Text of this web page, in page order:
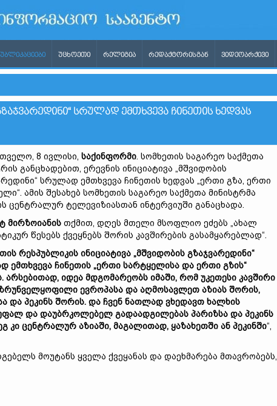
ᲣᲪᲮᲝᲔᲗᲘ ᲠᲔᲚᲘᲒᲘᲐ ᲠᲔᲓᲐᲥᲢᲝᲠᲘᲡᲒᲐᲜ ᲕᲘᲓᲔᲝᲐᲠᲥᲘᲕᲘ
ᲡᲠᲣᲚᲐᲓ ᲔᲛᲗᲮᲕᲔᲕᲐ ᲩᲘᲜᲔᲗᲘᲡ ᲮᲔᲓᲕᲐᲡ
8 ივლისი, საქინფორმი. სომხეთის საგარეო საქმეთა
განცხადებით, ერევნის ინიციატივა „მშვიდობის
სრულად ემთხვევა ჩინეთის ხედვას „ერთი გზა, ერთი
ამის შესახებ სომხეთის საგარეო საქმეთა მინისტრმა
ცენტრალურ ტელევიზიასთან ინტერვიუში განაცხადა.
მირზოიანის თქმით, დღეს მთელი მსოფლიო ეძებს „ახალ
წესებს ქვეყნებს შორის კავშირების გასამყარებლად“.
რესპუბლიკის ინიციატივა „მშვიდობის გზაჯვარედინი“
ემთხვევა ჩინეთის „ერთი სარტყელისა და ერთი გზის“
არსებითად, იდეა მდგომარეობს იმაში, რომ უკეთესი კავშირი
ევროპასა და აღმოსავლეთ აზიას შორის,
და პეკინს შორის. და ჩვენ ნათლად ვხედავთ ხალხის
და დაუბრკოლებელ გადაადგილებას პარიზსა და პეკინს
კი ცენტრალურ აზიაში, მაგალითად, ყაზახეთში ან პეკინში“,
მოუტანს ყველა ქვეყანას და დაეხმარება მთავრობებს,